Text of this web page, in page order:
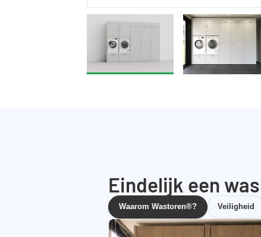
Eindelijk een
Waarom Wastoren®? Veiligheid